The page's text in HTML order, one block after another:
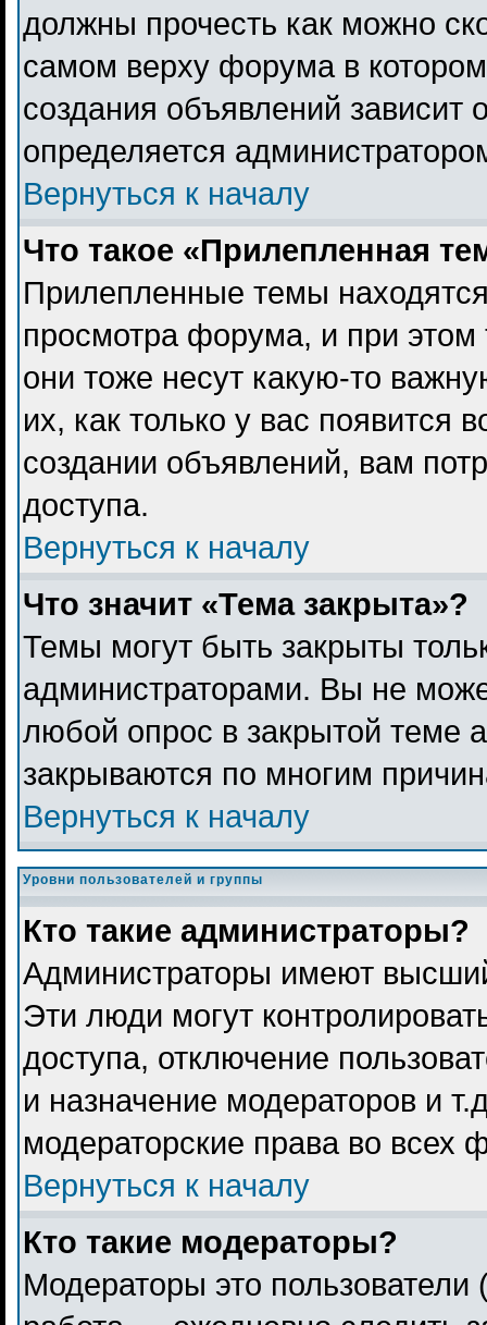
должны прочесть как можно
самом верху форума в
создания объявлений зависит
определяется
Вернуться к началу
Что такое «Прилепленная
Прилепленные темы
просмотра форума, и при
они тоже несут какую-то
их, как только у вас появится
создании объявлений, вам
доступа.
Вернуться к началу
Что значит «Тема закрыта»?
Темы могут быть закрыты
администраторами. Вы не
любой опрос в закрытой теме
закрываются по многим
Вернуться к началу
Уровни пользователей и группы
Кто такие администраторы?
Администраторы имеют
Эти люди могут
доступа, отключение
и назначение модераторов и
модераторские права во всех
Вернуться к началу
Кто такие модераторы?
Модераторы это пользователи